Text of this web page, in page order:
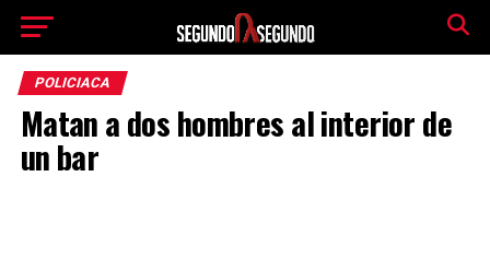
POLICIACA
Matan a dos hombres al interior de
un bar